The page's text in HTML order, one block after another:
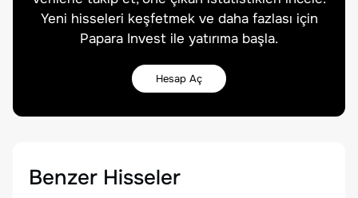
Yeni hisseleri keşfetmek ve daha fazlası için
Papara Invest ile yatırıma başla.
Hesap Aç
Benzer Hisseler